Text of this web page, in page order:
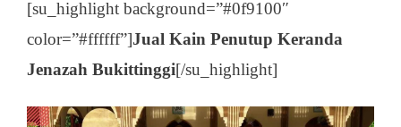
[su_highlight background=”#0f9100″
color=”#ffffff”]Jual Kain Penutup Keranda
Jenazah Bukittinggi[/su_highlight]